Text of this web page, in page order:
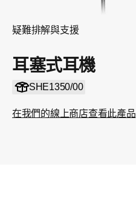
疑難排解與支援
耳塞式耳機
SHE1350/00
在我們的線上商店查看此產品